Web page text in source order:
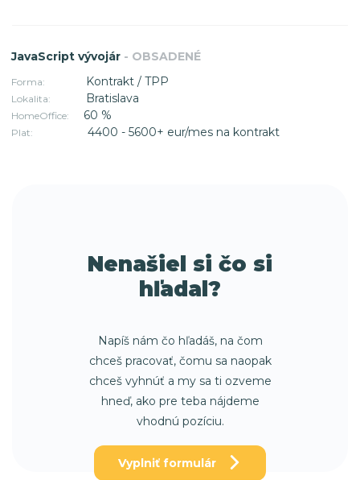
JavaScript vývojár - OBSADENÉ
Forma: Kontrakt / TPP
Lokalita: Bratislava
HomeOffice: 60 %
Plat: 4400 - 5600+ eur/mes na kontrakt
Nenašiel si čo si
hľadal?
Napíš nám čo hľadáš, na čom
chceš pracovať, čomu sa naopak
chceš vyhnúť a my sa ti ozveme
hneď, ako pre teba nájdeme
vhodnú pozíciu.
Vyplniť formulár